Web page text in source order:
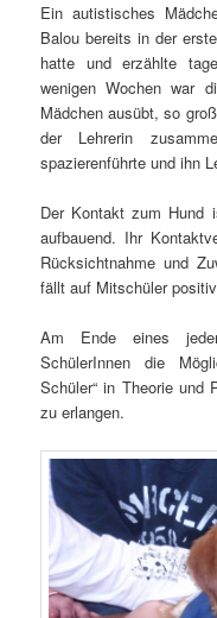
Ein autistisches
Balou bereits in der
hatte und erzählte
wenigen Wochen war
Mädchen ausübt, so
der Lehrerin
spazierenführte und ihn
Der Kontakt zum Hund
aufbauend. Ihr
Rücksichtnahme und
fällt auf Mitschüler
Am Ende eines
SchülerInnen die
Schüler“ in Theorie und
zu erlangen.